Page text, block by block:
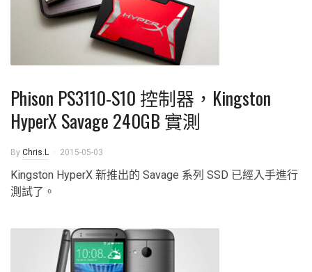
Phison PS3110-S10 控制器，Kingston
HyperX Savage 240GB 實測
By Chris.L 2015-05-03
Kingston HyperX 新推出的 Savage 系列 SSD 已經入手進行
測試了。